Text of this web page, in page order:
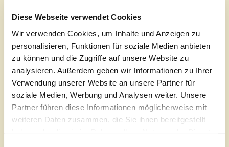
Diese Webseite verwendet Cookies
Wir verwenden Cookies, um Inhalte und Anzeigen zu
personalisieren, Funktionen für soziale Medien anbieten
zu können und die Zugriffe auf unsere Website zu
analysieren. Außerdem geben wir Informationen zu Ihrer
Verwendung unserer Website an unsere Partner für
soziale Medien, Werbung und Analysen weiter. Unsere
Partner führen diese Informationen möglicherweise mit
weiteren Daten zusammen, die Sie ihnen bereitgestellt
Spezialitäten
Wedges Für Kinder
Kroketten X Filter zurücksetzen
Für Kinder
Einfache und leckere Mahlzeiten, die den Kleinen...
und auch den Großen schmecken.